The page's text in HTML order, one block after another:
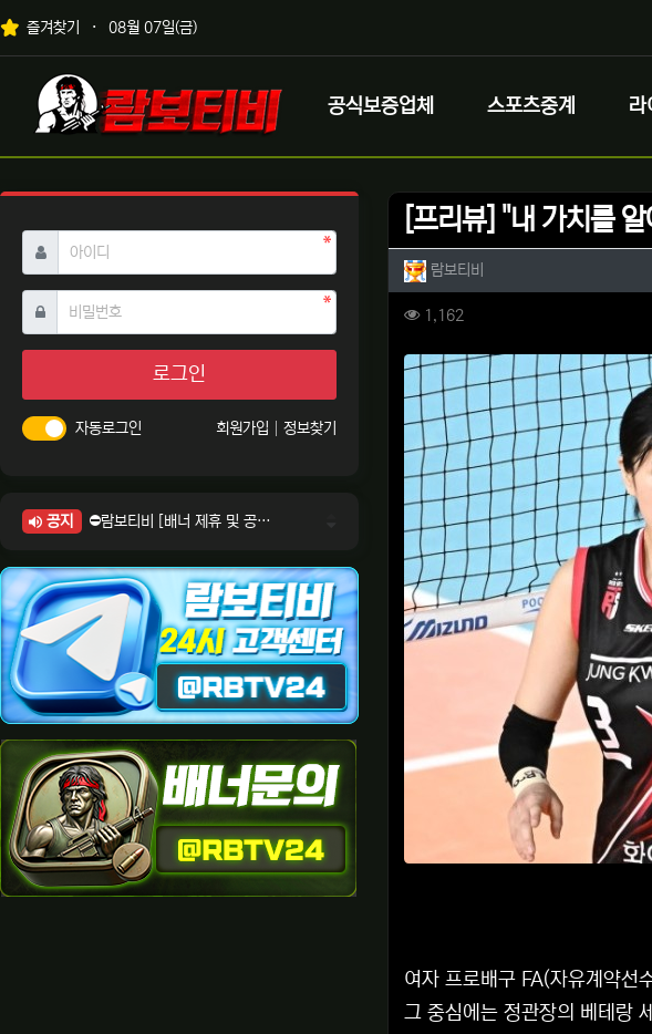
상단 네비
즐겨찾기 08월 07일(금)
메인 메뉴
로고
공식보증업체 스포츠중계 라
[프리뷰] "내 가치를
작성자 정보
람보티비
컨텐츠 정보
1,162
본문
여자 프로배구 FA(자유계약선
그 중심에는 정관장의 베테랑
아이디 필수
비밀번호필수
로그인
자동로그인 회원가입 정보찾기
공지
⛔람보티비 [배너 제휴 및 공식 입점 문의 안내]
⛔람보티비 [정회원 등급UP! 안내사항]
⛔람보티비 [채팅방 이용시 주의사항]
⛔람보티비 [공식보증업체 안내]